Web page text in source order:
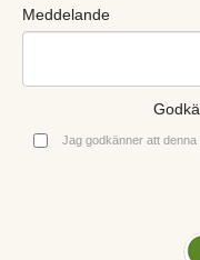
Meddelande
Jag godkänner att